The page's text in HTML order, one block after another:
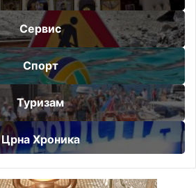
Сервис
Спорт
Туризам
Црна Хроника